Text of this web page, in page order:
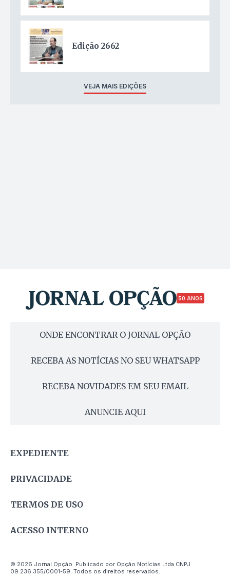
Edição 2662
VEJA MAIS EDIÇÕES
50 ANOS
ONDE ENCONTRAR O JORNAL OPÇÃO
RECEBA AS NOTÍCIAS NO SEU WHATSAPP
RECEBA NOVIDADES EM SEU EMAIL
ANUNCIE AQUI
EXPEDIENTE
PRIVACIDADE
TERMOS DE USO
ACESSO INTERNO
© 2026 Jornal Opção. Publicado por Opção Notícias Ltda CNPJ
09.236.355/0001-59. Todos os direitos reservados.